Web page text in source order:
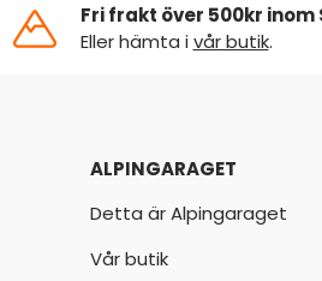
Fri frakt över 500kr inom
Eller hämta ivår butik.
ALPINGARAGET
Detta är Alpingaraget
Vår butik